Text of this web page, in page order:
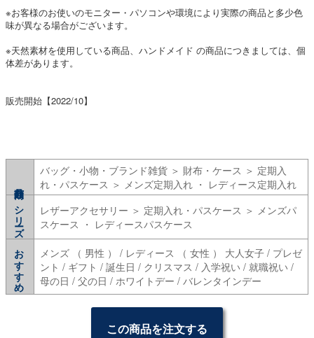
※お客様のお使いのモニター・パソコンや環境により実際の商品と多少色
味が異なる場合がございます。
※天然素材を使用している商品、ハンドメイド の商品につきましては、個
体差があります。
販売開始【2022/10】
バッグ・小物・ブランド雑貨 ＞ 財布・ケース ＞ 定期入
れ・パスケース ＞ メンズ定期入れ ・ レディース定期入れ
シリーズ
レザーアクセサリー ＞ 定期入れ・パスケース ＞ メンズパ
スケース ・ レディースパスケース
おすすめ
メンズ （ 男性 ） / レディース （ 女性 ） 大人女子 / プレゼ
ント / ギフト / 誕生日 / クリスマス / 入学祝い / 就職祝い /
母の日 / 父の日 / ホワイトデー / バレンタインデー
この商品を注文する